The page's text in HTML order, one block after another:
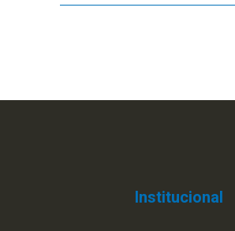
Institucional